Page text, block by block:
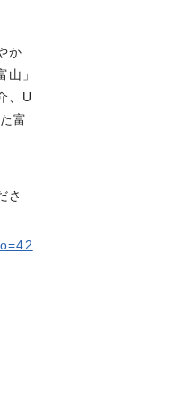
か
」
、U
富
さ